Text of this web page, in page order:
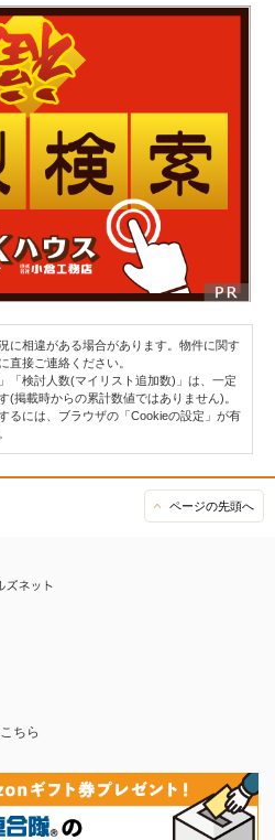
に相違がある場合があります。物件に関す
直接ご連絡ください。
「検討人数(マイリスト追加数)」は、一定
(掲載時からの累計数値ではありません)。
るには、ブラウザの「Cookieの設定」が有
ページの先頭へ
ちら